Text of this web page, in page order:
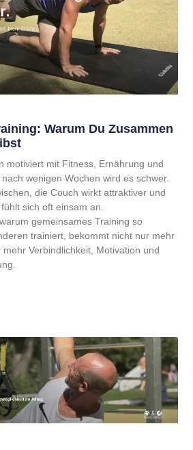
Warum Du Zusammen
motiviert mit Fitness, Ernährung und
wenigen Wochen wird es schwer.
die Couch wirkt attraktiver und
sich oft einsam an.
gemeinsames Training so
trainiert, bekommt nicht nur mehr
Verbindlichkeit, Motivation und